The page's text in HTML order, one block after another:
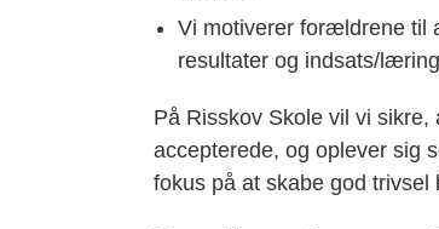
Vi motiverer forældrene til
resultater og indsats/
På Risskov Skole vil vi
accepterede, og oplever sig
fokus på at skabe god